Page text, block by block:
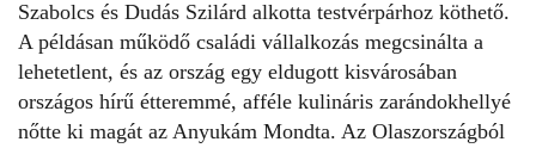
Szabolcs és Dudás Szilárd alkotta testvérpárhoz köthető.
A példásan működő családi vállalkozás megcsinálta a
lehetetlent, és az ország egy eldugott kisvárosában
országos hírű étteremmé, afféle kulináris zarándokhellyé
nőtte ki magát az Anyukám Mondta. Az Olaszországból